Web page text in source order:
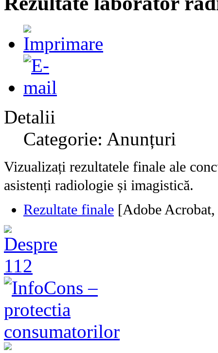
Detalii
Categorie: Anunțuri
Vizualizați rezultatele finale ale
asistenți radiologie și imagistică.
Rezultate finale [Adobe